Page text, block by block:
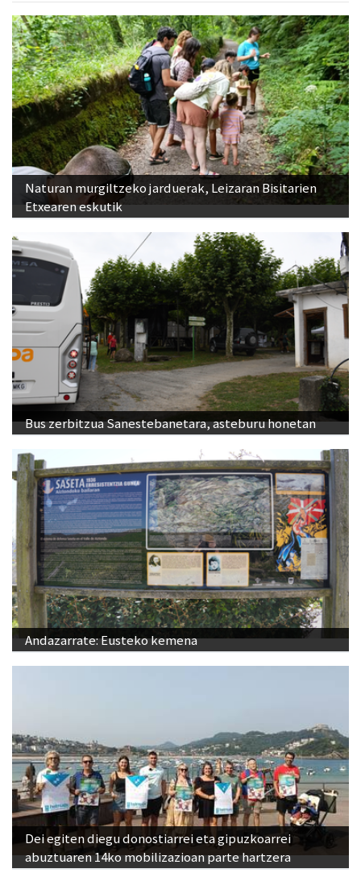
Naturan murgiltzeko jarduerak, Leizaran Bisitarien
Etxearen eskutik
Bus zerbitzua Sanestebanetara, asteburu honetan
Andazarrate: Eusteko kemena
Dei egiten diegu donostiarrei eta gipuzkoarrei
abuztuaren 14ko mobilizazioan parte hartzera